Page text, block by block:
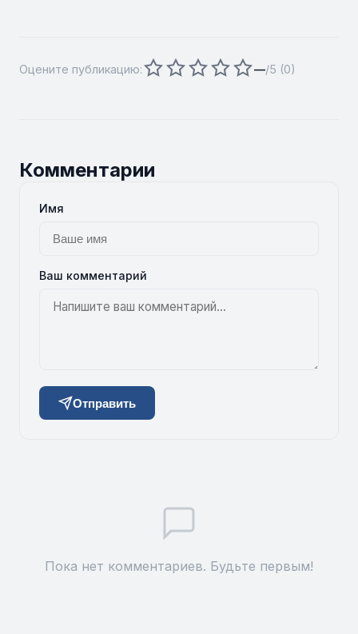
Оцените публикацию: —/5 (0)
Комментарии
Имя
Ваш комментарий
Отправить
Пока нет комментариев. Будьте первым!